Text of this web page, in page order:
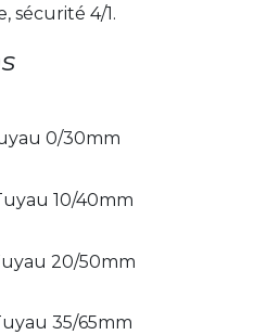
sécurité 4/1.
0/30mm
10/40mm
20/50mm
35/65mm